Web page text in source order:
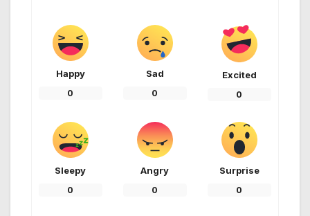
Happy
0
Sad
0
Excited
0
Sleepy
0
Angry
0
Surprise
0